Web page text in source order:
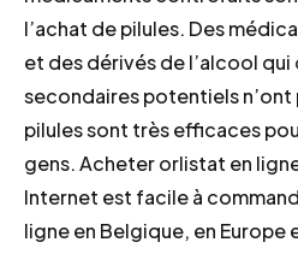
l’achat de pilules. Des
et des dérivés de l’alcool
secondaires potentiels n’ont
pilules sont très efficaces
gens. Acheter orlistat en
Internet est facile à
ligne en Belgique, en Europe